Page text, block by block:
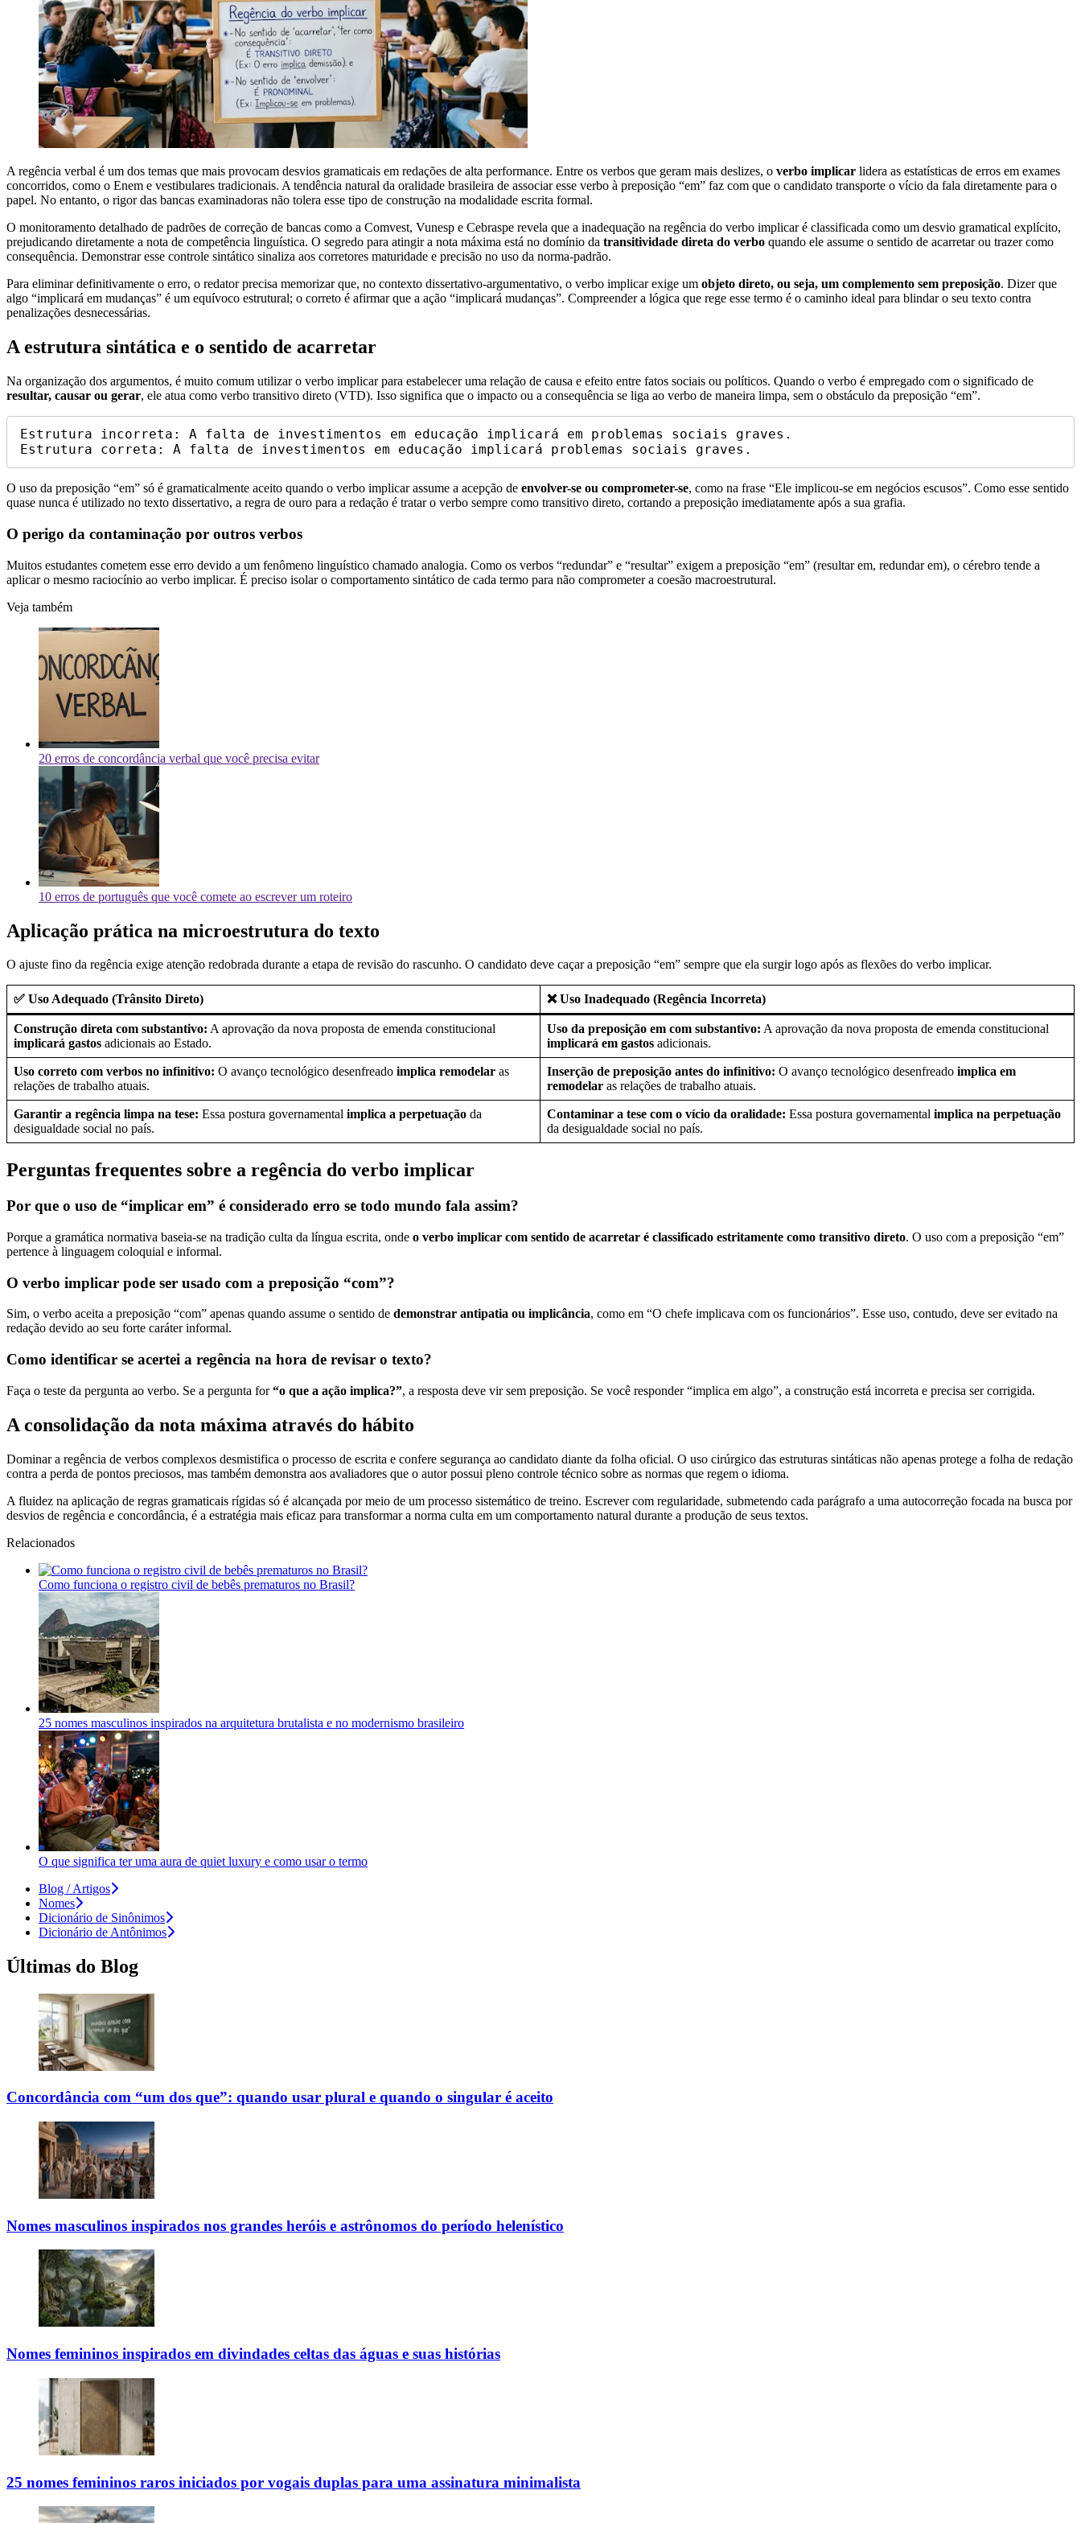
A regência verbal é um dos temas que mais provocam desvios gramaticais em redações de alta performance. Entre os verbos que geram mais deslizes, o verbo implicar lidera as estatísticas de erros em exames
concorridos, como o Enem e vestibulares tradicionais. A tendência natural da oralidade brasileira de associar esse verbo à preposição “em” faz com que o candidato transporte o vício da fala diretamente para o
papel. No entanto, o rigor das bancas examinadoras não tolera esse tipo de construção na modalidade escrita formal.
O monitoramento detalhado de padrões de correção de bancas como a Comvest, Vunesp e Cebraspe revela que a inadequação na regência do verbo implicar é classificada como um desvio gramatical explícito,
prejudicando diretamente a nota de competência linguística. O segredo para atingir a nota máxima está no domínio da transitividade direta do verbo quando ele assume o sentido de acarretar ou trazer como
consequência. Demonstrar esse controle sintático sinaliza aos corretores maturidade e precisão no uso da norma-padrão.
Para eliminar definitivamente o erro, o redator precisa memorizar que, no contexto dissertativo-argumentativo, o verbo implicar exige um objeto direto, ou seja, um complemento sem preposição. Dizer que
algo “implicará em mudanças” é um equívoco estrutural; o correto é afirmar que a ação “implicará mudanças”. Compreender a lógica que rege esse termo é o caminho ideal para blindar o seu texto contra
penalizações desnecessárias.
A estrutura sintática e o sentido de acarretar
Na organização dos argumentos, é muito comum utilizar o verbo implicar para estabelecer uma relação de causa e efeito entre fatos sociais ou políticos. Quando o verbo é empregado com o significado de
resultar, causar ou gerar, ele atua como verbo transitivo direto (VTD). Isso significa que o impacto ou a consequência se liga ao verbo de maneira limpa, sem o obstáculo da preposição “em”.
Estrutura incorreta: A falta de investimentos em educação implicará em problemas sociais graves.
O uso da preposição “em” só é gramaticalmente aceito quando o verbo implicar assume a acepção de envolver-se ou comprometer-se, como na frase “Ele implicou-se em negócios escusos”. Como esse sentido
quase nunca é utilizado no texto dissertativo, a regra de ouro para a redação é tratar o verbo sempre como transitivo direto, cortando a preposição imediatamente após a sua grafia.
O perigo da contaminação por outros verbos
Muitos estudantes cometem esse erro devido a um fenômeno linguístico chamado analogia. Como os verbos “redundar” e “resultar” exigem a preposição “em” (resultar em, redundar em), o cérebro tende a
aplicar o mesmo raciocínio ao verbo implicar. É preciso isolar o comportamento sintático de cada termo para não comprometer a coesão macroestrutural.
Veja também
20 erros de concordância verbal que você precisa evitar
10 erros de português que você comete ao escrever um roteiro
Aplicação prática na microestrutura do texto
O ajuste fino da regência exige atenção redobrada durante a etapa de revisão do rascunho. O candidato deve caçar a preposição “em” sempre que ela surgir logo após as flexões do verbo implicar.
✅ Uso Adequado (Trânsito Direto) ❌ Uso Inadequado (Regência Incorreta)
Construção direta com substantivo: A aprovação da nova proposta de emenda constitucional
implicará gastos adicionais ao Estado.
Uso da preposição em com substantivo: A aprovação da nova proposta de emenda constitucional
implicará em gastos adicionais.
Uso correto com verbos no infinitivo: O avanço tecnológico desenfreado implica remodelar as
relações de trabalho atuais.
Inserção de preposição antes do infinitivo: O avanço tecnológico desenfreado implica em
remodelar as relações de trabalho atuais.
Garantir a regência limpa na tese: Essa postura governamental implica a perpetuação da
desigualdade social no país.
Contaminar a tese com o vício da oralidade: Essa postura governamental implica na perpetuação
da desigualdade social no país.
Perguntas frequentes sobre a regência do verbo implicar
Por que o uso de “implicar em” é considerado erro se todo mundo fala assim?
Porque a gramática normativa baseia-se na tradição culta da língua escrita, onde o verbo implicar com sentido de acarretar é classificado estritamente como transitivo direto. O uso com a preposição “em”
pertence à linguagem coloquial e informal.
O verbo implicar pode ser usado com a preposição “com”?
Sim, o verbo aceita a preposição “com” apenas quando assume o sentido de demonstrar antipatia ou implicância, como em “O chefe implicava com os funcionários”. Esse uso, contudo, deve ser evitado na
redação devido ao seu forte caráter informal.
Como identificar se acertei a regência na hora de revisar o texto?
Faça o teste da pergunta ao verbo. Se a pergunta for“o que a ação implica?”, a resposta deve vir sem preposição. Se você responder “implica em algo”, a construção está incorreta e precisa ser corrigida.
A consolidação da nota máxima através do hábito
Dominar a regência de verbos complexos desmistifica o processo de escrita e confere segurança ao candidato diante da folha oficial. O uso cirúrgico das estruturas sintáticas não apenas protege a folha de redação
contra a perda de pontos preciosos, mas também demonstra aos avaliadores que o autor possui pleno controle técnico sobre as normas que regem o idioma.
A fluidez na aplicação de regras gramaticais rígidas só é alcançada por meio de um processo sistemático de treino. Escrever com regularidade, submetendo cada parágrafo a uma autocorreção focada na busca por
desvios de regência e concordância, é a estratégia mais eficaz para transformar a norma culta em um comportamento natural durante a produção de seus textos.
Relacionados
Como funciona o registro civil de bebês prematuros no Brasil?
25 nomes masculinos inspirados na arquitetura brutalista e no modernismo brasileiro
O que significa ter uma aura de quiet luxury e como usar o termo
Blog / Artigos
Nomes
Dicionário de Sinônimos
Dicionário de Antônimos
Últimas do Blog
Concordância com “um dos que”: quando usar plural e quando o singular é aceito
Nomes masculinos inspirados nos grandes heróis e astrônomos do período helenístico
Nomes femininos inspirados em divindades celtas das águas e suas histórias
25 nomes femininos raros iniciados por vogais duplas para uma assinatura minimalista